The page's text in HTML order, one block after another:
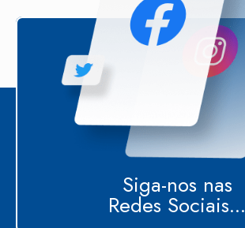
Siga-nos nas
Redes Sociais...